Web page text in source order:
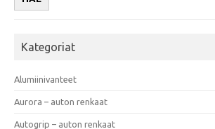
Kategoriat
Alumiinivanteet
Aurora – auton renkaat
Autogrip – auton renkaat